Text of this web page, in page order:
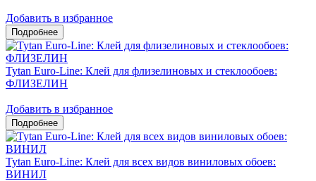
Добавить в избранное
Tytan Euro-Line: Клей для флизелиновых и стеклообоев:
ФЛИЗЕЛИН
Добавить в избранное
Tytan Euro-Line: Клей для всех видов виниловых обоев:
ВИНИЛ